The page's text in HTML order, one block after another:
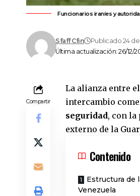
Funcionarios iraníes y
Última actualización: 26/12/
Sfaff Cfin Publicado 24
Compartir
La alianza entre
intercambio
seguridad, con la
externo de la
Contenido
Estructura de
Venezuela